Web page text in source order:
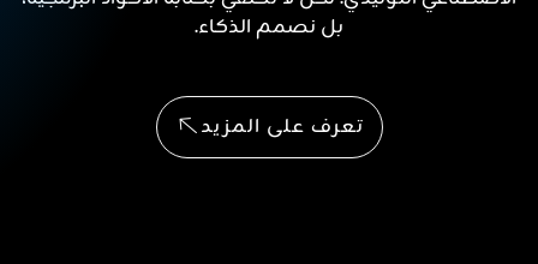
بل نصمم الذكاء.
تعرف على المزيد